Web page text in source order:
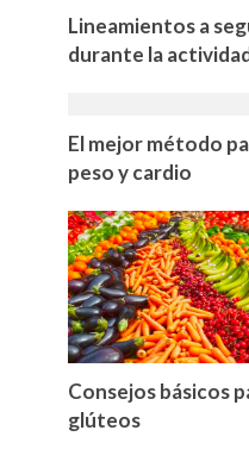
Lineamientos a
durante la
El mejor método
peso y cardio
Consejos básicos
glúteos